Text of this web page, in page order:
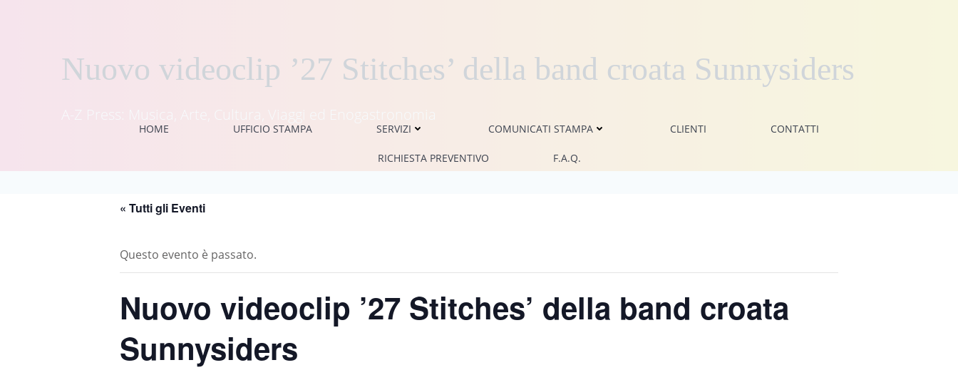
HOME UFFICIO STAMPA SERVIZI COMUNICATI STAMPA CLIENTI CONTATTI
RICHIESTA PREVENTIVO F.A.Q.
Nuovo videoclip ’27 Stitches’ della band croata Sunnysiders
« Tutti gli Eventi
Questo evento è passato.
Nuovo videoclip ’27 Stitches’ della band croata
Sunnysiders